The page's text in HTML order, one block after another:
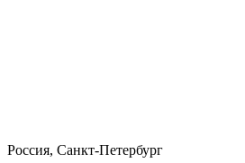
Россия, Санкт-Петербург